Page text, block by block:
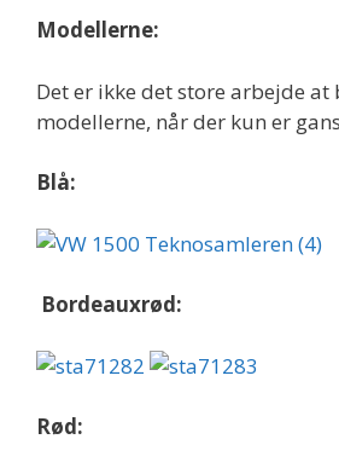
Modellerne:
Det er ikke det store arbejde at
modellerne, når der kun er
Blå:
Bordeauxrød:
Rød: